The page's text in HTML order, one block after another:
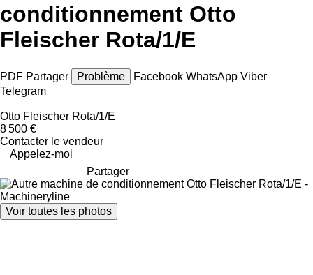
conditionnement Otto
Fleischer Rota/1/E
PDF Partager Problème Facebook WhatsApp Viber
Telegram
Otto Fleischer Rota/1/E
8 500 €
Contacter le vendeur
Appelez-moi
Partager
Voir toutes les photos